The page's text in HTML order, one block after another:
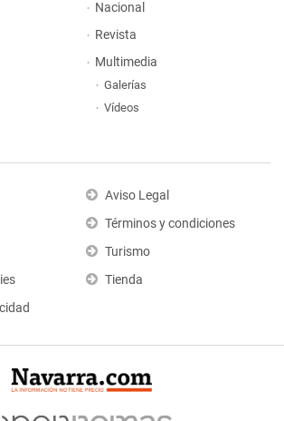
Nacional
Revista
Multimedia
Galerías
Vídeos
Aviso Legal
Términos y condiciones
Turismo
Tienda